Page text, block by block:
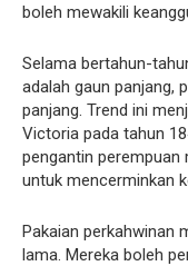
boleh mewakili
Selama bertahun-
adalah gaun panjang,
panjang. Trend ini
Victoria pada tahun
pengantin perempuan
untuk mencerminkan
Pakaian perkahwinan
lama. Mereka boleh